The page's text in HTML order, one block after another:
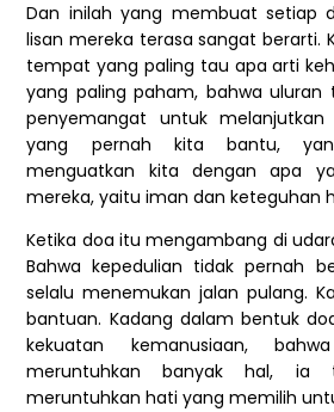
Dan inilah yang membuat setiap
lisan mereka terasa sangat berarti.
tempat yang paling tau apa arti
yang paling paham, bahwa uluran
penyemangat untuk
yang pernah kita bantu,
menguatkan kita dengan apa
mereka, yaitu iman dan keteguhan
Ketika doa itu mengambang di
Bahwa kepedulian tidak pernah
selalu menemukan jalan pulang.
bantuan. Kadang dalam bentuk
kekuatan kemanusiaan,
meruntuhkan banyak hal, ia
meruntuhkan hati yang memilih